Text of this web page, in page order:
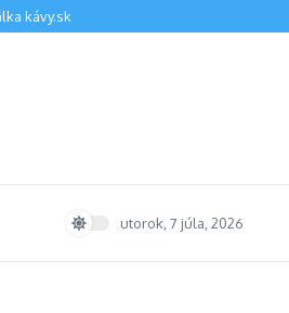
kávy.sk
utorok, 7 júla, 2026